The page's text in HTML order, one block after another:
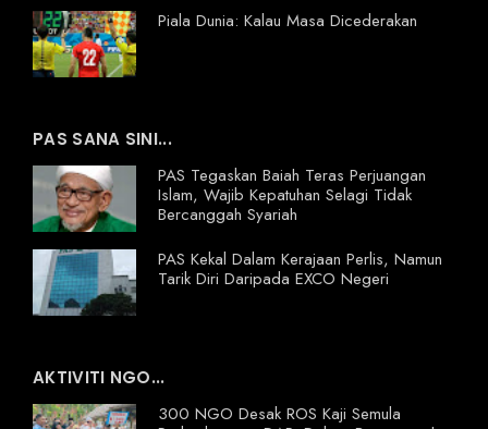
Piala Dunia: Kalau Masa Dicederakan
PAS SANA SINI...
PAS Tegaskan Baiah Teras Perjuangan
Islam, Wajib Kepatuhan Selagi Tidak
Bercanggah Syariah
PAS Kekal Dalam Kerajaan Perlis, Namun
Tarik Diri Daripada EXCO Negeri
AKTIVITI NGO...
300 NGO Desak ROS Kaji Semula